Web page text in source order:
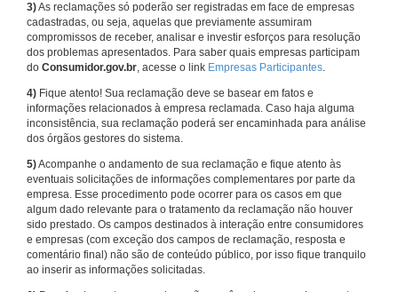
3)As reclamações só poderão ser registradas em face de empresas
cadastradas, ou seja, aquelas que previamente assumiram
compromissos de receber, analisar e investir esforços para resolução
dos problemas apresentados. Para saber quais empresas participam
do Consumidor.gov.br, acesse o link Empresas Participantes.
4) Fique atento! Sua reclamação deve se basear em fatos e
informações relacionados à empresa reclamada. Caso haja alguma
inconsistência, sua reclamação poderá ser encaminhada para análise
dos órgãos gestores do sistema.
5)Acompanhe o andamento de sua reclamação e fique atento às
eventuais solicitações de informações complementares por parte da
empresa. Esse procedimento pode ocorrer para os casos em que
algum dado relevante para o tratamento da reclamação não houver
sido prestado. Os campos destinados à interação entre consumidores
e empresas (com exceção dos campos de reclamação, resposta e
comentário final) não são de conteúdo público, por isso fique tranquilo
ao inserir as informações solicitadas.